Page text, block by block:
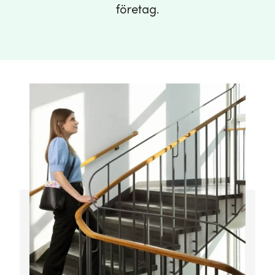
företag.